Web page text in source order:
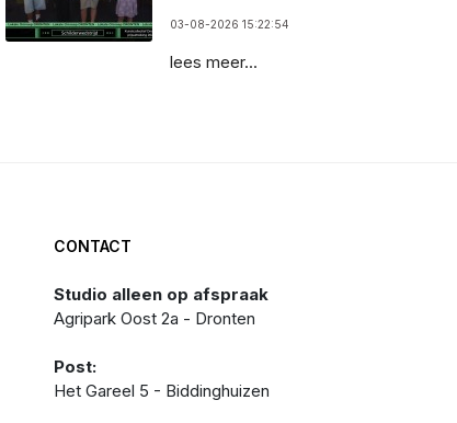
03-08-2026 15:22:54
lees meer...
CONTACT
Studio alleen op afspraak
Agripark Oost 2a - Dronten
Post:
Het Gareel 5 - Biddinghuizen